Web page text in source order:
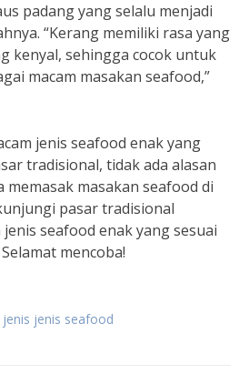
padang yang selalu menjadi
“Kerang memiliki rasa yang
kenyal, sehingga cocok untuk
macam masakan seafood,”
jenis seafood enak yang
tradisional, tidak ada alasan
masakan seafood di
pasar tradisional
seafood enak yang sesuai
mencoba!
jenis jenis seafood